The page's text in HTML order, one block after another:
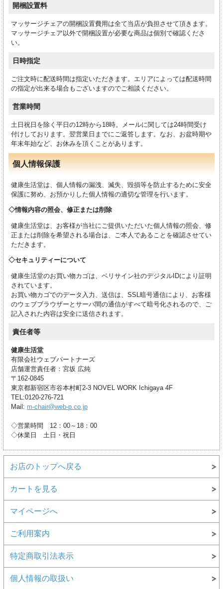
開梱設置料
マッサージチェアの開梱設置費用は全て当店が負担させて頂きます。
マッサージチェア以外で開梱設置が必要な商品は個別で確認くださ
い。
日時指定
ご注文時に配送時間は指定いただきます。エリアによっては配送時間
の指定が出来る場合もございますのでご相談ください。
営業時間
土日祝日を除く平日の12時から18時。メールに関しては24時間受け
付けしております。翌営業日までにご返答します。なお、お盆時期や
年末年始など、お休みを頂くことがあります。
個人情報保護
健康生活堂は、個人情報の漏洩、滅失、毀損等を防止するために安全
保護に努め、お預かりした個人情報の適切な管理を行います。
情報内容の照会、修正または削除
健康生活堂は、お客様が当社にご提供いただいた個人情報の照会、修
正または削除を希望される場合は、ご本人であることを確認させてい
ただきます。
セキュリティーについて
健康生活堂のお買い物カゴは、ベリサイン社のデジタルIDにより証明
されています。
お買い物カゴでのデータ入力、送信は、SSL暗号通信により、お客様
のウェブブラウザーとサーバ間の通信がすべて暗号化されるので、ご
記入された内容は安全に送信されます。
責任者等
健康生活堂
有限会社ウェブパートナーズ
店舗運営責任者：宮坂 広純
〒162-0845
東京都新宿区市谷本村町2-3 NOVEL WORK Ichigaya 4F
TEL:0120-276-721
Mail: m-chair@web-p.co.jp
◇営業時間 12：00～18：00
◇休業日 土日・祝日
お店のトップへ戻る
カートを見る
マイページへ
ご利用案内
特定商取引法表示
個人情報の取扱い